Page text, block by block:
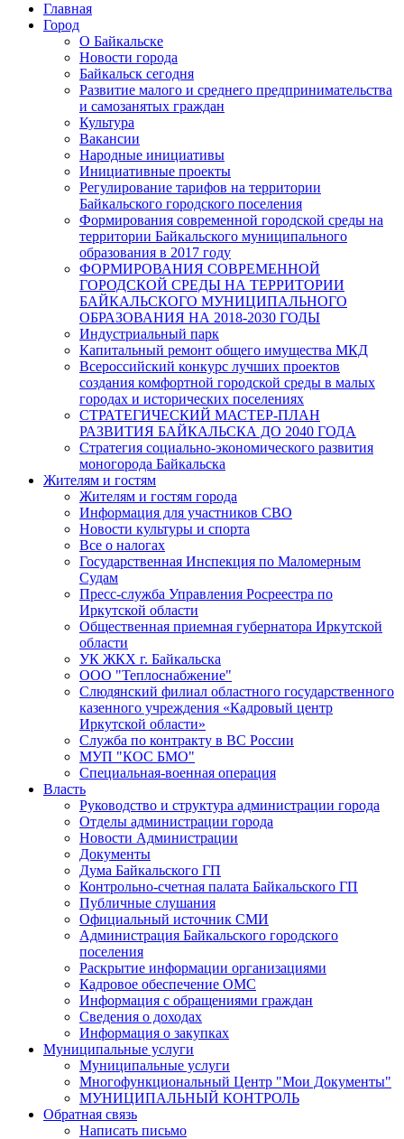
Главная
Город
О Байкальске
Новости города
Байкальск сегодня
Развитие малого и среднего предпринимательства
и самозанятых граждан
Культура
Вакансии
Народные инициативы
Инициативные проекты
Регулирование тарифов на территории
Байкальского городского поселения
Формирования современной городской среды на
территории Байкальского муниципального
образования в 2017 году
ФОРМИРОВАНИЯ СОВРЕМЕННОЙ
ГОРОДСКОЙ СРЕДЫ НА ТЕРРИТОРИИ
БАЙКАЛЬСКОГО МУНИЦИПАЛЬНОГО
ОБРАЗОВАНИЯ НА 2018-2030 ГОДЫ
Индустриальный парк
Капитальный ремонт общего имущества МКД
Всероссийский конкурс лучших проектов
создания комфортной городской среды в малых
городах и исторических поселениях
СТРАТЕГИЧЕСКИЙ МАСТЕР-ПЛАН
РАЗВИТИЯ БАЙКАЛЬСКА ДО 2040 ГОДА
Стратегия социально-экономического развития
моногорода Байкальска
Жителям и гостям
Жителям и гостям города
Информация для участников СВО
Новости культуры и спорта
Все о налогах
Государственная Инспекция по Маломерным
Судам
Пресс-служба Управления Росреестра по
Иркутской области
Общественная приемная губернатора Иркутской
области
УК ЖКХ г. Байкальска
ООО "Теплоснабжение"
Слюдянский филиал областного государственного
казенного учреждения «Кадровый центр
Иркутской области»
Служба по контракту в ВС России
МУП "КОС БМО"
Специальная-военная операция
Власть
Руководство и структура администрации города
Отделы администрации города
Новости Администрации
Документы
Дума Байкальского ГП
Контрольно-счетная палата Байкальского ГП
Публичные слушания
Официальный источник СМИ
Администрация Байкальского городского
поселения
Раскрытие информации организациями
Кадровое обеспечение ОМС
Информация с обращениями граждан
Сведения о доходах
Информация о закупках
Муниципальные услуги
Муниципальные услуги
Многофункциональный Центр "Мои Документы"
МУНИЦИПАЛЬНЫЙ КОНТРОЛЬ
Обратная связь
Написать письмо